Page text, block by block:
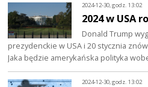
2024-12-30, godz. 13:02
2024 w USA
Donald Trump
prezydenckie w USA i 20 stycznia
Jaka będzie amerykańska polityka
2024-12-30, godz. 13:02